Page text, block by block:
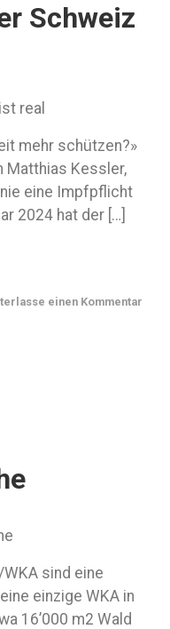
Schweiz
mehr schützen?»
Matthias Kessler,
eine Impfpflicht
2024 hat der […]
einen Kommentar
sind eine
einzige WKA in
16’000 m2 Wald